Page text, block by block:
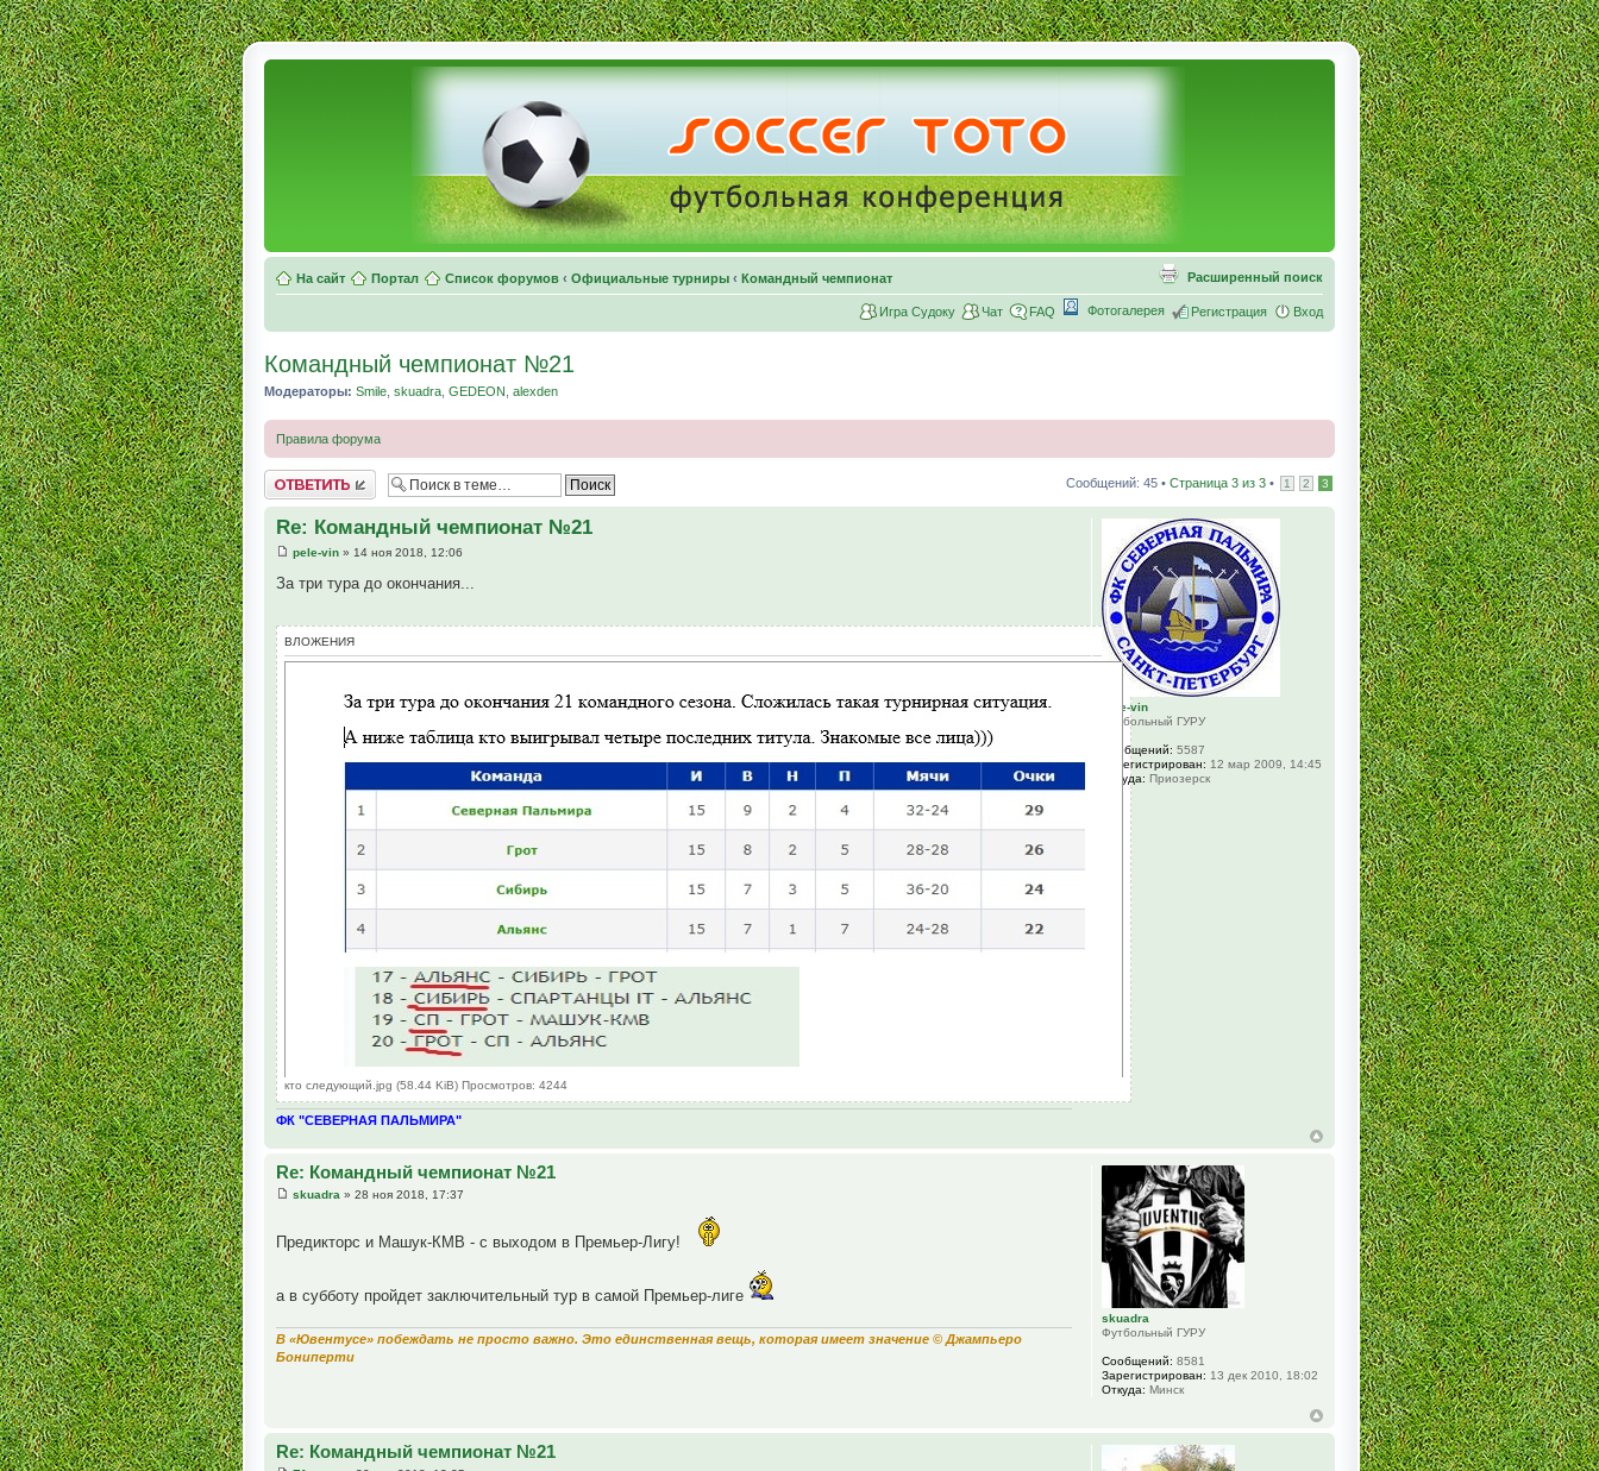
На сайт Портал Список форумов ‹ Официальные турниры ‹ Командный чемпионат Расширенный поиск
Игра Судоку Чат FAQ Фотогалерея Регистрация Вход
Командный чемпионат №21
Модераторы: Smile skuadra GEDEON alexden
Правила форума
Комментировать Сообщений: 45 • Страница 3 из 3 • 1 2 3
Re: Командный чемпионат №21
pele-vin » 14 ноя 2018, 12:06
За три тура до окончания...
ВЛОЖЕНИЯ
кто следующий.jpg (58.44 KiB) Просмотров: 4244
ФК "СЕВЕРНАЯ ПАЛЬМИРА"
pele-vin
Футбольный ГУРУ
Сообщений: 5587
Зарегистрирован: 12 мар 2009, 14:45
Откуда: Приозерск
Re: Командный чемпионат №21
skuadra » 28 ноя 2018, 17:37
Предикторс и Машук-КМВ - с выходом в Премьер-Лигу!
а в субботу пройдет заключительный тур в самой Премьер-лиге
В «Ювентусе» побеждать не просто важно. Это единственная вещь, которая имеет значение © Джампьеро
Бониперти
skuadra
Футбольный ГУРУ
Сообщений: 8581
Зарегистрирован: 13 дек 2010, 18:02
Откуда: Минск
Re: Командный чемпионат №21